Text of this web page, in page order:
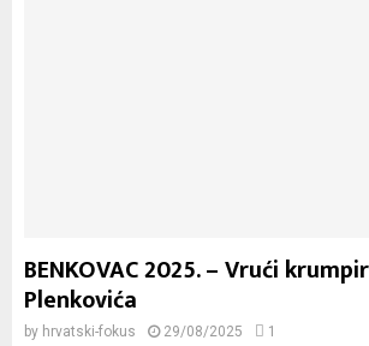
BENKOVAC 2025. – Vrući
Plenkovića
by hrvatski-fokus 29/08/2025 1